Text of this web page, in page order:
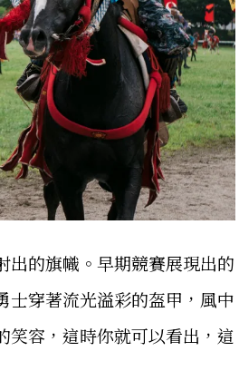
出的旗幟。早期競賽展現出的
穿著流光溢彩的盔甲，風中
笑容，這時你就可以看出，這